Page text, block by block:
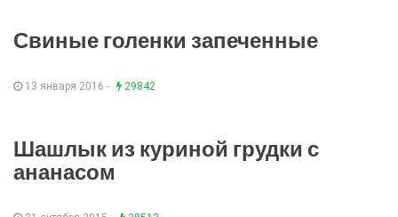
Свиные голенки запеченные
13 января 2016 - 29842
Шашлык из куриной грудки с
ананасом